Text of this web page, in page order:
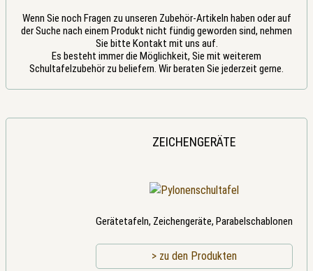
Wenn Sie noch Fragen zu unseren Zubehör-Artikeln haben oder auf
der Suche nach einem Produkt nicht fündig geworden sind, nehmen
Sie bitte Kontakt mit uns auf.
Es besteht immer die Möglichkeit, Sie mit weiterem
Schultafelzubehör zu beliefern. Wir beraten Sie jederzeit gerne.
ZEICHENGERÄTE
Gerätetafeln, Zeichengeräte, Parabelschablonen
> zu den Produkten